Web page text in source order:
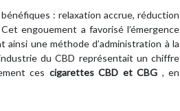
: relaxation accrue, réduction
engouement a favorisé l’émergence
ainsi une méthode d’administration à la
du CBD représentait un chiffre
ces cigarettes CBD et CBG , en